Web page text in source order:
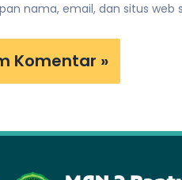
nama, email, dan situs